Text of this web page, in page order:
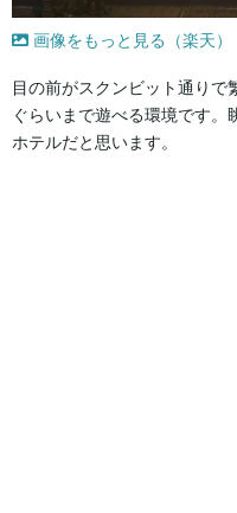
画像をもっと見る（楽天）
目の前がスクンビット通り
ぐらいまで遊べる環境です。
ホテルだと思います。